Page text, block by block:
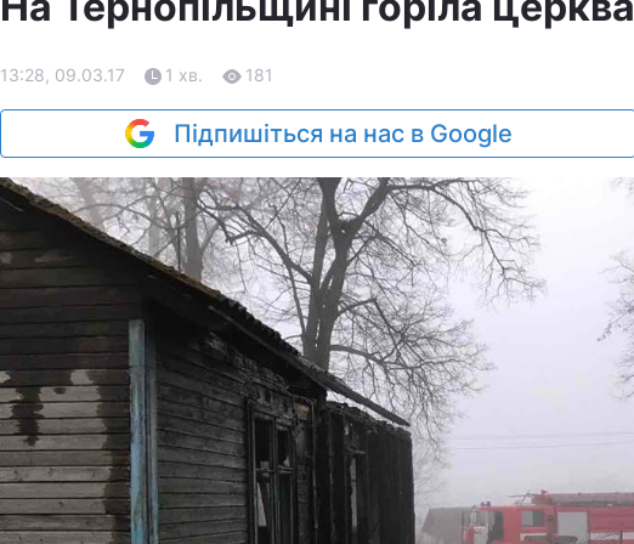
13:28, 09.03.17 1 хв. 181
Підпишіться на нас в Google